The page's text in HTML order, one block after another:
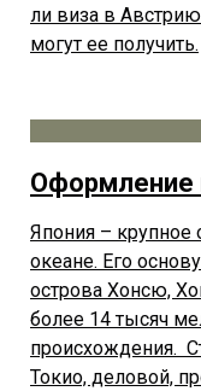
ли виза в
могут ее получить.
Оформление
Япония – крупное
океане. Его
острова Хонсю,
более 14 тысяч
происхождения.
Токио, деловой,